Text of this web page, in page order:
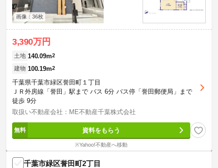
画像：36枚
3,390万円
土地 140.09m2
建物 100.19m2
千葉県千葉市緑区誉田町１丁目
ＪＲ外房線「誉田」駅まで バス 6分 バス停「誉田郵便局」まで
徒歩 9分
取扱い不動産会社：ME不動産千葉株式会社
資料をもらう
※Yahoo!不動産へ移動
千葉市緑区誉田町2丁目